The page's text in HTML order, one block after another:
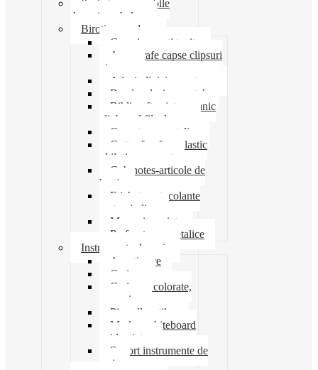
Pachet consumabile
depozit-ambalare
Birotica-produse
Cosuri suporti tavite
Ace agrafe capse clipsuri
pioneze
Adeziv lipici corectoare
Banda adeziva-scotch
Biblioraft caiet mecanic
clipboard file dosare
Capsatoare metalice
Cutter foarfeca elastic
ghilotina magnet
Cub notes-articole de
hartie
Etichete autocolante
carton indigo
Mape si serviete
Perforatoare metalice
Instrumente de scris
Ascutitoare
Carioca
Creioane colorate,
mecanice
Pix roller stilou
Marker whiteboard
evidentiator
Suport instrumente de
scris